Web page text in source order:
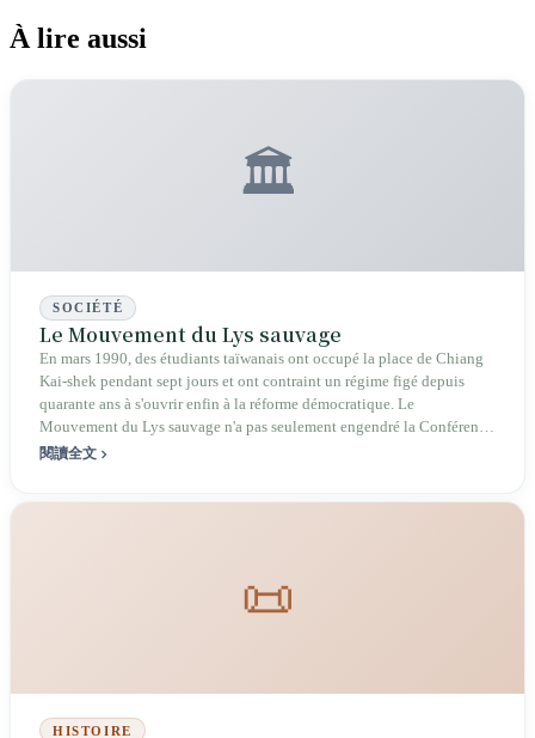
À lire aussi
🏛️
SOCIÉTÉ
Le Mouvement du Lys sauvage
En mars 1990, des étudiants taïwanais ont occupé la place de Chiang
Kai-shek pendant sept jours et ont contraint un régime figé depuis
quarante ans à s'ouvrir enfin à la réforme démocratique. Le
Mouvement du Lys sauvage n'a pas seulement engendré la Conférence
nationale — il a révélé, pour la première fois, que des étudiants
閱讀全文
📜
HISTOIRE